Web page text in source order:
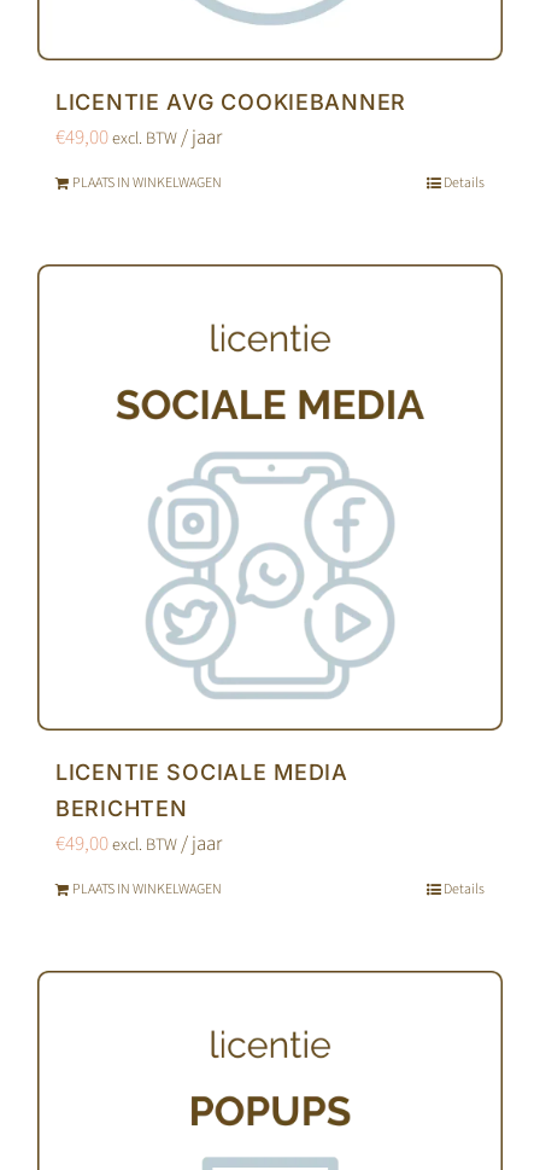
LICENTIE AVG COOKIEBANNER
€49,00excl. BTW/ jaar
PLAATS IN WINKELWAGEN Details
LICENTIE SOCIALE MEDIA
BERICHTEN
€49,00excl. BTW/ jaar
PLAATS IN WINKELWAGEN Details